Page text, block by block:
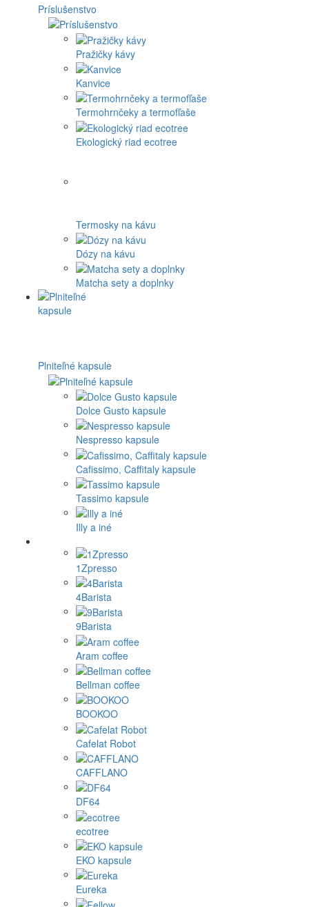
Staresso shaker
Iné značky / doplnky
Pražičky kávy
Kanvice
Termohrnčeky a termofľaše
Ekologický riad ecotree
Termosky na kávu
Dózy na kávu
Matcha sety a doplnky
Plniteľné kapsule
Dolce Gusto kapsule
Nespresso kapsule
Cafissimo, Caffitaly kapsule
Tassimo kapsule
Illy a iné
1Zpresso